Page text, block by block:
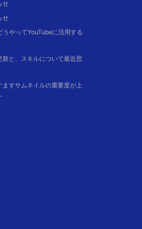
せ
せ
うやってYouTubeに活用する
新と、スキルについて最近思
ますサムネイルの重要度が上